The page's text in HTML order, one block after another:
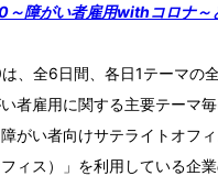
～障がい者雇用withコロナ～
、全6日間、各日1テーマの
者雇用に関する主要テーマ
がい者向けサテライトオフ
フィス）」を利用している企